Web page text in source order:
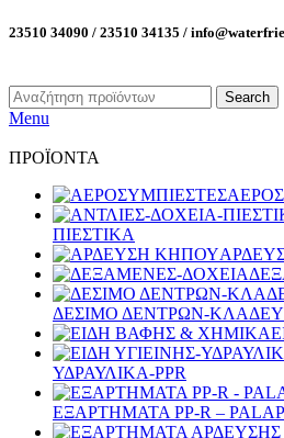
23510 34090 / 23510 34135 /
Search
Menu
ΠΡΟΪΟΝΤΑ
ΠΙΕΣΤΙΚΑ
ΔΕΣΙΜΟ ΔΕΝΤΡΩΝ-
ΥΔΡΑΥΛΙΚΑ-PPR
ΕΞΑΡΤΗΜΑΤΑ PP-R –